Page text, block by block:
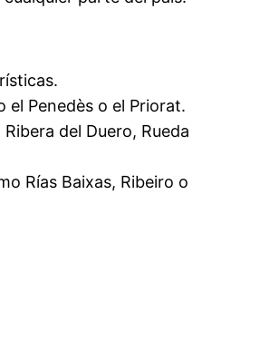
Penedès o el Priorat.
del Duero, Rueda
Rías Baixas, Ribeiro o